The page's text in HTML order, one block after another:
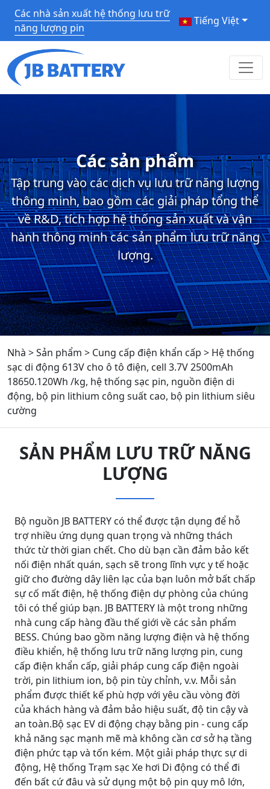
Các nhà sản xuất hệ thống lưu trữ
năng lượng pin
Tiếng Việt
Các sản phẩm
Tập trung vào các dịch vụ lưu trữ năng lượng
thông minh, bao gồm các giải pháp tổng thể
về R&D, tích hợp hệ thống sản xuất và vận
hành thông minh các sản phẩm lưu trữ năng
lượng.
Nhà >Sản phẩm > Cung cấp điện khẩn cấp > Hệ thống
sạc di động 613V cho ô tô điện, cell 3.7V 2500mAh
18650.120Wh /kg, hệ thống sạc pin, nguồn điện di
động, bộ pin lithium công suất cao, bộ pin lithium siêu
cường
SẢN PHẨM LƯU TRỮ NĂNG
LƯỢNG
Bộ nguồn JB BATTERY có thể được tận dụng để hỗ
trợ nhiều ứng dụng quan trọng và những thách
thức từ thời gian chết. Cho dù bạn cần đảm bảo kết
nối điện nhất quán, sạch sẽ trong lĩnh vực y tế hoặc
giữ cho đường dây liên lạc của bạn luôn mở bất chấp
sự cố mất điện, hệ thống điện dự phòng của chúng
tôi có thể giúp bạn. JB BATTERY là một trong những
nhà cung cấp hàng đầu thế giới về các sản phẩm
BESS. Chúng bao gồm năng lượng điện và hệ thống
điều khiển, hệ thống lưu trữ năng lượng pin, cung
cấp điện khẩn cấp, giải pháp cung cấp điện ngoài
trời, pin lithium ion, bộ pin tùy chỉnh, v.v. Mỗi sản
phẩm được thiết kế phù hợp với yêu cầu vòng đời
của khách hàng và đảm bảo hiệu suất, độ tin cậy và
an toàn.Bộ sạc EV di động chạy bằng pin - cung cấp
khả năng sạc mạnh mẽ mà không cần cơ sở hạ tầng
điện phức tạp và tốn kém. Một giải pháp thực sự di
động, Hệ thống Trạm sạc Xe hơi Di động có thể đi
đến bất cứ đâu và sử dụng một bộ pin quy mô lớn,